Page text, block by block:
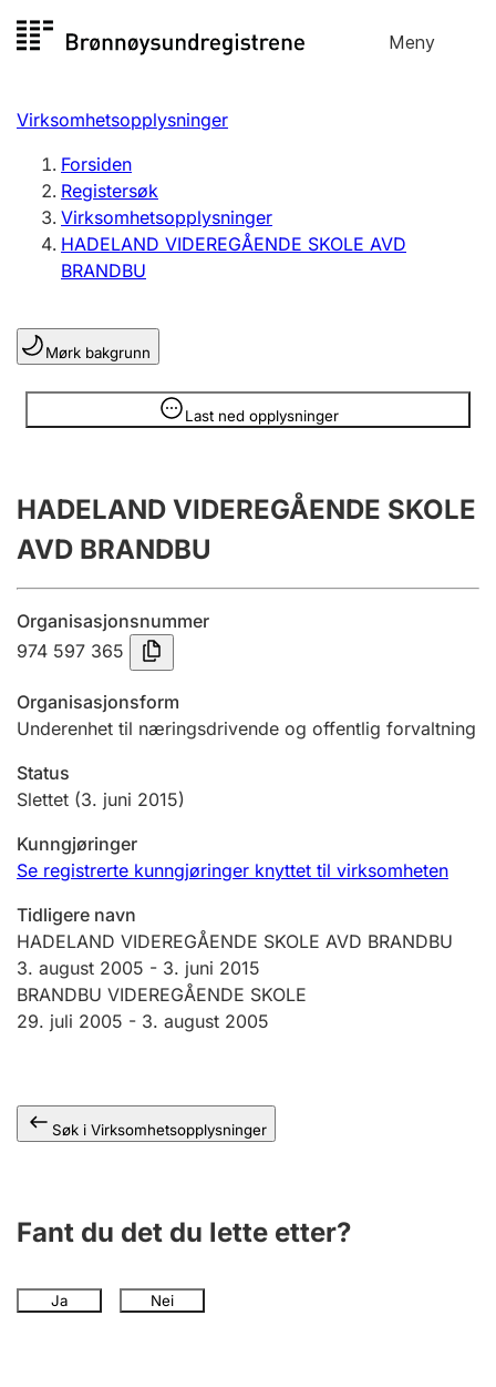
til
Meny
Registersøk
Aksjeselskap
Enkeltpersonforetak
Registrere, endre, slette
Lag og forening
Registrere, endre, slette
Årsregnskap
Innsending og forsinkelsesgebyr
Tinglysing
Jeger
Ektepaktveileder
Offentlig sektor
Andre tema
Virksomhetsopplysninger
Forsiden
Registersøk
Virksomhetsopplysninger
HADELAND VIDEREGÅENDE SKOLE AVD
BRANDBU
Mørk bakgrunn
Last ned opplysninger
Opplysninger er skjult
HADELAND VIDEREGÅENDE SKOLE
AVD BRANDBU
Organisasjonsnummer
974 597 365
Organisasjonsform
Underenhet til næringsdrivende og offentlig forvaltning
Status
Slettet (3. juni 2015)
Kunngjøringer
Se registrerte kunngjøringer knyttet til virksomheten
Tidligere navn
HADELAND VIDEREGÅENDE SKOLE AVD BRANDBU
3. august 2005 - 3. juni 2015
BRANDBU VIDEREGÅENDE SKOLE
29. juli 2005 - 3. august 2005
Søk i Virksomhetsopplysninger
Fant du det du lette etter?
Ja Nei